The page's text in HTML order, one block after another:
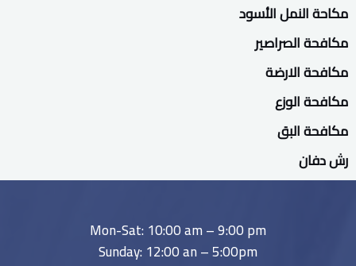
مكاحة النمل الأسود
مكافحة الصراصير
مكافحة الارضة
مكافحة الوزع
مكافحة البق
رش دفان
Mon-Sat: 10:00 am – 9:00 pm
Sunday: 12:00 an – 5:00pm